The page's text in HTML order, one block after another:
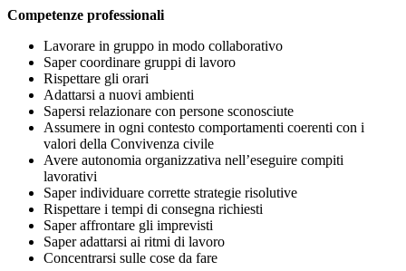
Competenze professionali
Lavorare in gruppo in modo collaborativo
Saper coordinare gruppi di lavoro
Rispettare gli orari
Adattarsi a nuovi ambienti
Sapersi relazionare con persone sconosciute
Assumere in ogni contesto comportamenti coerenti con i
valori della Convivenza civile
Avere autonomia organizzativa nell’eseguire compiti
lavorativi
Saper individuare corrette strategie risolutive
Rispettare i tempi di consegna richiesti
Saper affrontare gli imprevisti
Saper adattarsi ai ritmi di lavoro
Concentrarsi sulle cose da fare